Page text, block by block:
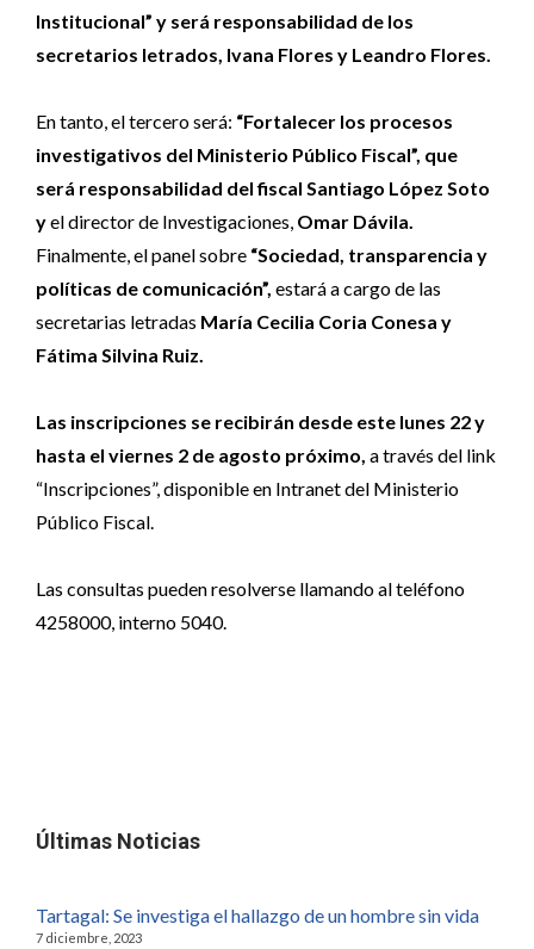
Institucional” y será responsabilidad de los
secretarios letrados, Ivana Flores y Leandro Flores.
En tanto, el tercero será: “Fortalecer los procesos
investigativos del Ministerio Público Fiscal”, que
será responsabilidad del fiscal Santiago López Soto
yel director de Investigaciones, Omar Dávila.
Finalmente, el panel sobre “Sociedad, transparencia y
políticas de comunicación”, estará a cargo de las
secretarias letradas María Cecilia Coria Conesa y
Fátima Silvina Ruiz.
Las inscripciones se recibirán desde este lunes 22 y
hasta el viernes 2 de agosto próximo, a través del link
“Inscripciones”, disponible en Intranet del Ministerio
Público Fiscal.
Las consultas pueden resolverse llamando al teléfono
4258000, interno 5040.
Últimas Noticias
Tartagal: Se investiga el hallazgo de un hombre sin vida
7 diciembre, 2023